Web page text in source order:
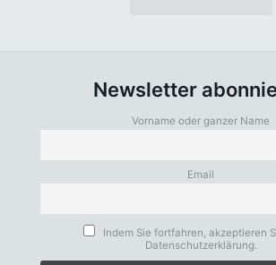
Newsletter
Vorname oder ganzer Name
Email
Indem Sie fortfahren, akzeptieren
Datenschutzerklärung.